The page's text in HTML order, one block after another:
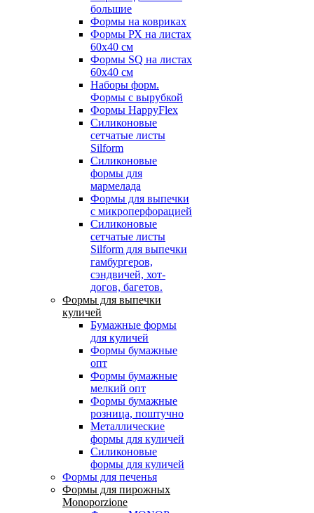
большие
Формы на ковриках
Формы РХ на листах
60х40 см
Формы SQ на листах
60х40 см
Наборы форм.
Формы с вырубкой
Формы HappyFlex
Силиконовые
сетчатые листы
Silform
Силиконовые
формы для
мармелада
Формы для выпечки
с микроперфорацией
Силиконовые
сетчатые листы
Silform для выпечки
гамбургеров,
сэндвичей, хот-
догов, багетов.
Формы для выпечки
куличей
Бумажные формы
для куличей
Формы бумажные
опт
Формы бумажные
мелкий опт
Формы бумажные
розница, поштучно
Металлические
формы для куличей
Силиконовые
формы для куличей
Формы для печенья
Формы для пирожных
Monoporzione